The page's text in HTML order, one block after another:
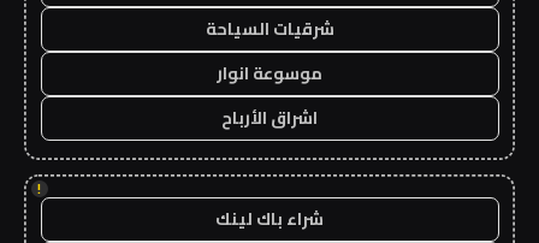
شرقيات السياحة
موسوعة انوار
اشراق الأرباح
!
شراء باك لينك